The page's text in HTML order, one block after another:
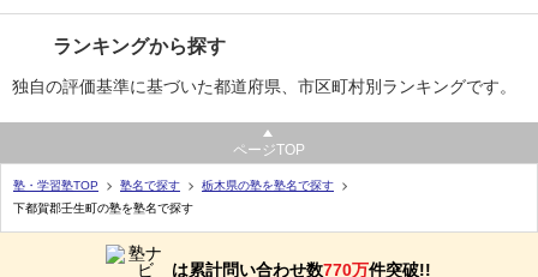
ランキングから探す
独自の評価基準に基づいた都道府県、市区町村別ランキングです。
ページTOP
塾・学習塾TOP 塾名で探す
栃木県の塾を塾名で探す
下都賀郡壬生町の塾を塾名で探す
は累計問い合わせ数770万件突破!!